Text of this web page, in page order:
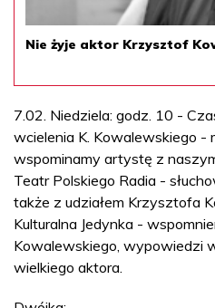
Nie żyje aktor Krzysztof
7.02. Niedziela: godz. 10 -
wcielenia K. Kowalewskiego -
wspominamy artystę z
Teatr Polskiego Radia -
także z udziałem Krzysztofa
Kulturalna Jedynka -
Kowalewskiego, wypowiedzi
wielkiego aktora.